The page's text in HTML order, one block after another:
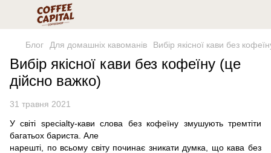
Блог Для домашніх кавоманів Вибір якісної кави без
Вибір якісної кави без кофеїну (це
дійсно важко)
31 травня 2021
У світі specialty-кави слова без кофеїну змушують тремтіти
багатьох бариста. Але
нарешті, по всьому світу починає зникати думка, що кава без